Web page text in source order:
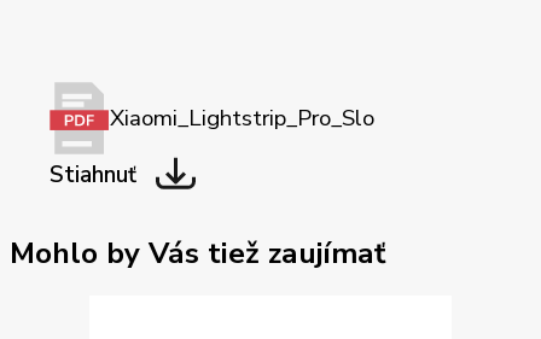
Xiaomi_Lightstrip_Pro_Slo
Stiahnuť
Mohlo by Vás tiež zaujímať